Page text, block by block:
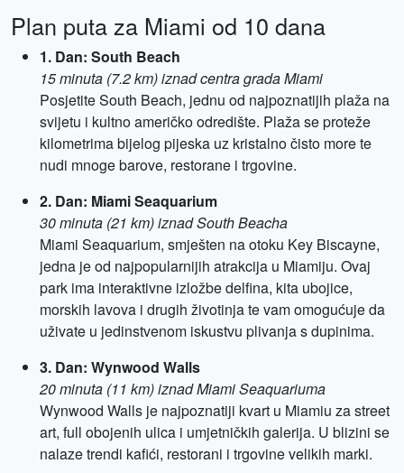
Plan puta za Miami od 10 dana
1. Dan: South Beach
15 minuta (7.2 km) iznad centra grada Miami
Posjetite South Beach, jednu od najpoznatijih plaža na
svijetu i kultno američko odredište. Plaža se proteže
kilometrima bijelog pijeska uz kristalno čisto more te
nudi mnoge barove, restorane i trgovine.
2. Dan: Miami Seaquarium
30 minuta (21 km) iznad South Beacha
Miami Seaquarium, smješten na otoku Key Biscayne,
jedna je od najpopularnijih atrakcija u Miamiju. Ovaj
park ima interaktivne izložbe delfina, kita ubojice,
morskih lavova i drugih životinja te vam omogućuje da
uživate u jedinstvenom iskustvu plivanja s dupinima.
3. Dan: Wynwood Walls
20 minuta (11 km) iznad Miami Seaquariuma
Wynwood Walls je najpoznatiji kvart u Miamiu za street
art, full obojenih ulica i umjetničkih galerija. U blizini se
nalaze trendi kafići, restorani i trgovine velikih marki.